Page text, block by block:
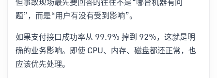
题”，而是“用户有没有受到影响”。
如果支付接口成功率从 99.9% 掉到 92%，这就是明
确的业务影响。即使 CPU、内存、磁盘都还正常，也
应该优先处理。